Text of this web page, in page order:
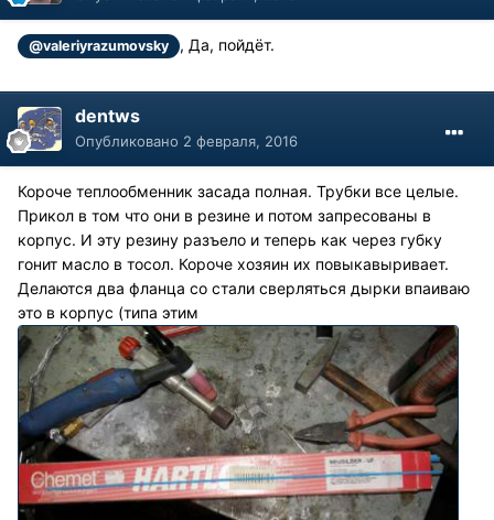
@valeriyrazumovsky , Да, пойдёт.
dentws
Опубликовано 2 февраля, 2016
Короче теплообменник засада полная. Трубки все целые.
Прикол в том что они в резине и потом запресованы в
корпус. И эту резину разъело и теперь как через губку
гонит масло в тосол. Короче хозяин их повыкавыривает.
Делаются два фланца со стали сверляться дырки впаиваю
это в корпус (типа этим